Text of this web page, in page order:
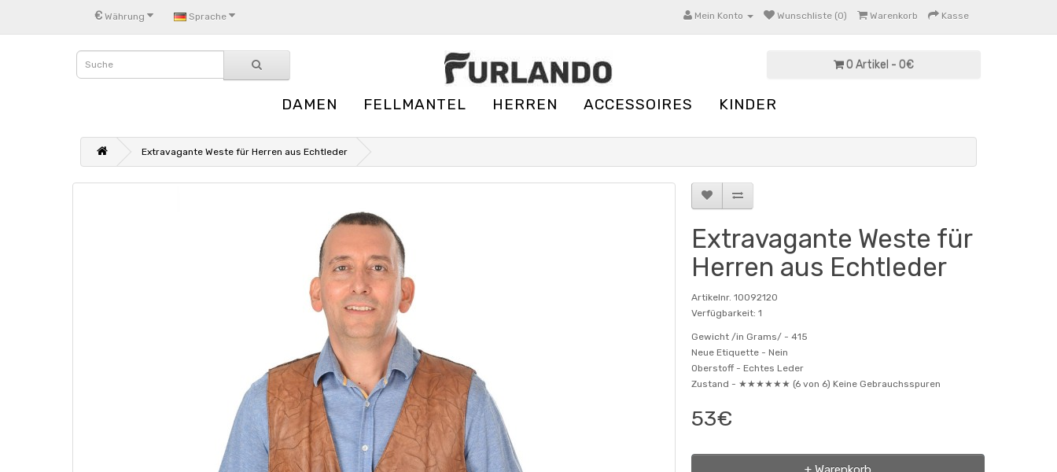
€ Währung Sprache Mein Konto Wunschliste (0) Warenkorb Kasse
0 Artikel - 0€
DAMEN FELLMANTEL HERREN ACCESSOIRES KINDER
Extravagante Weste für Herren aus Echtleder
Extravagante Weste für
Herren aus Echtleder
Artikelnr. 10092120
Verfügbarkeit: 1
Gewicht /in Grams/ - 415
Neue Etiquette - Nein
Oberstoff - Echtes Leder
Zustand - ★★★★★★ (6 von 6) Keine Gebrauchsspuren
53€